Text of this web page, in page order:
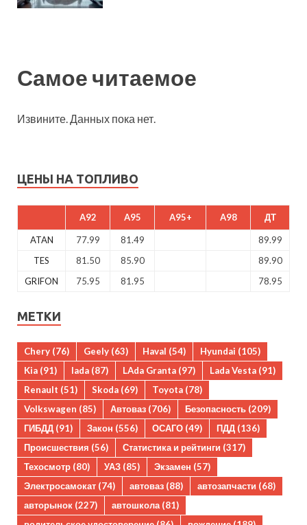
Самое читаемое
Извините. Данных пока нет.
ЦЕНЫ НА ТОПЛИВО
A92 A95 A95+ A98 ДТ
ATAN 77.99 81.49
89.99
TES
81.50 85.90
89.90
GRIFON
75.95 81.95 78.95
МЕТКИ
Chery (76) Geely (63) Haval (54) Hyundai (105)
Kia (91) lada (87) LAda Granta (97) Lada Vesta (91)
Renault (51) Skoda (69) Toyota (78)
Volkswagen (85) Автоваз (706) Безопасность (209)
ГИБДД (91) Закон (556) ОСАГО (49) ПДД (136)
Происшествия (56) Статистика и рейтинги (317)
Техосмотр (80) УАЗ (85) Экзамен (57)
Электросамокат (74) автоваз (88) автозапчасти (68)
авторынок (227) автошкола(81)